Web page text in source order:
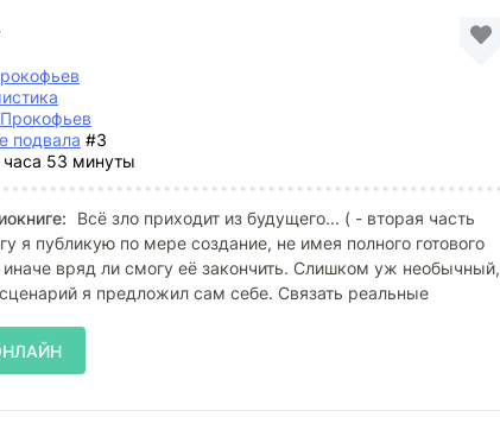
подвала #3
часа 53 минуты
Всё зло приходит из будущего... ( - вторая часть
я публикую по мере создание, не имея полного готового
вряд ли смогу её закончить. Слишком уж необычный,
я предложил сам себе. Связать реальные